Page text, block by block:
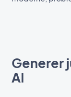
Generer
AI